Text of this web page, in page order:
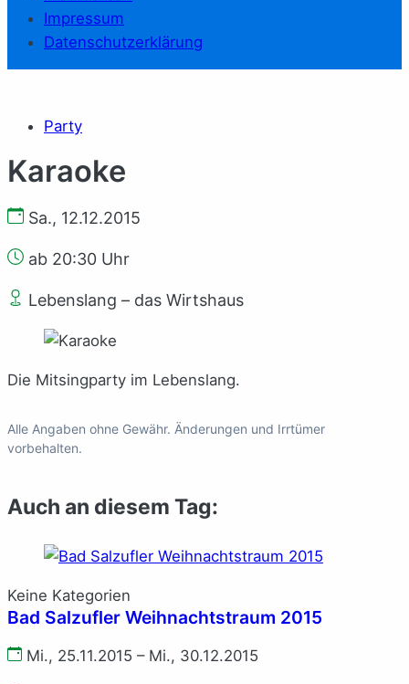
Impressum
Datenschutzerklärung
Party
Karaoke
Sa., 12.12.2015
ab 20:30 Uhr
Lebenslang – das Wirtshaus
Die Mitsingparty im Lebenslang.
Alle Angaben ohne Gewähr. Änderungen und Irrtümer
vorbehalten.
Auch an diesem Tag:
Keine Kategorien
Bad Salzufler Weihnachtstraum 2015
Mi., 25.11.2015 – Mi., 30.12.2015